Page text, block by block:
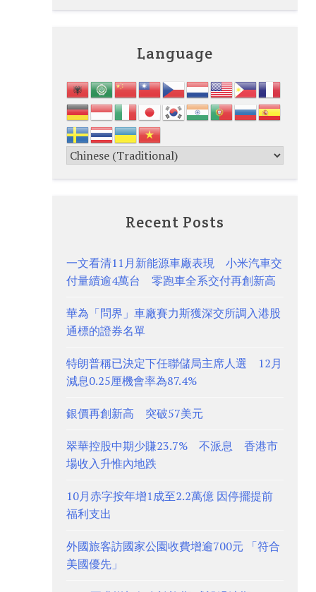
Language
Recent Posts
一文看清11月新能源車廠表現 小米汽車交
付量續逾4萬台 零跑車全系交付再創新高
華為「問界」車廠賽力斯獲深交所調入港股
通標的證券名單
特朗普稱已決定下任聯儲局主席人選 12月
減息0.25厘機會率為87.4%
銀價再創新高 突破57美元
翠華控股中期少賺23.7% 不派息 香港市
場收入升惟內地跌
10月赤字按年增1成至2.2萬億 因停擺提前
福利支出
外國旅客訪國家公園收費增逾700元 「符合
美國優先」